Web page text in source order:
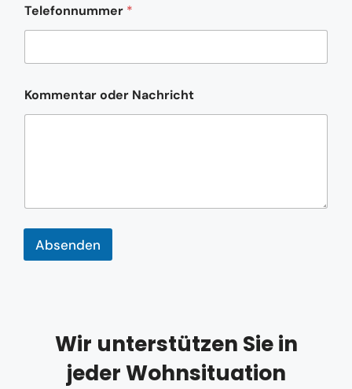
e
Telefonnummer *
Kommentar oder Nachricht
Absenden
Wir unterstützen Sie in
jeder Wohnsituation